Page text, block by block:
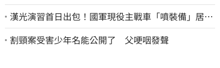
漢光演習首日出包！國軍現役主戰車「噴裝備」居民
撿到零件…軍方說話了
割頸案受害少年名能公開了 父哽咽發聲